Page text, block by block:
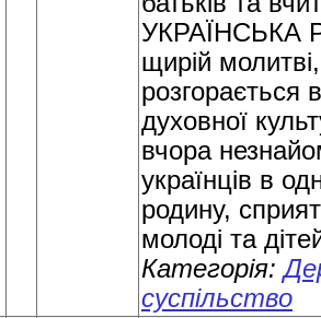
УКРАЇНСЬКА
щирій
розгорається
духовної
вчора
українців в
родину,
молоді та
Категорія:
суспільство